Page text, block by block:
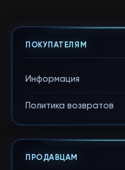
ПОКУПАТЕЛЯМ
Информация
Политика возвратов
ПРОДАВЦАМ